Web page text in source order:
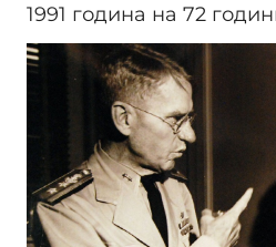
1991 година на 72